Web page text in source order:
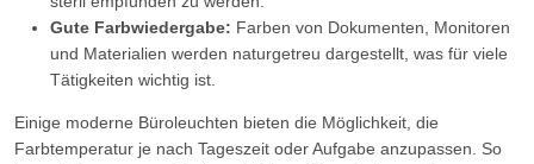
Gute Farbwiedergabe: Farben von Dokumenten, Monitoren
und Materialien werden naturgetreu dargestellt, was für viele
Tätigkeiten wichtig ist.
Einige moderne Büroleuchten bieten die Möglichkeit, die
Farbtemperatur je nach Tageszeit oder Aufgabe anzupassen. So